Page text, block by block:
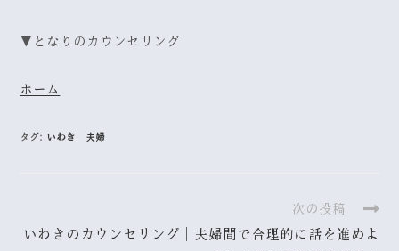
▼となりのカウンセリング
ホーム
タグ: いわき 夫婦
次の投稿
いわきのカウンセリング｜夫婦間で合理的に話を進めよ